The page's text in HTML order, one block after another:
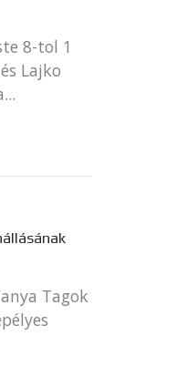
8-tol 1
Lajko
Tagok